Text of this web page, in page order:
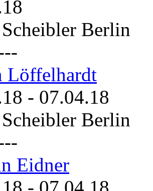
Berlin
Löffelhardt
- 07.04.18
Berlin
Eidner